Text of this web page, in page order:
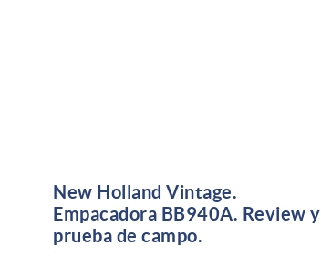
New Holland Vintage.
Empacadora BB940A. Review y
prueba de campo.